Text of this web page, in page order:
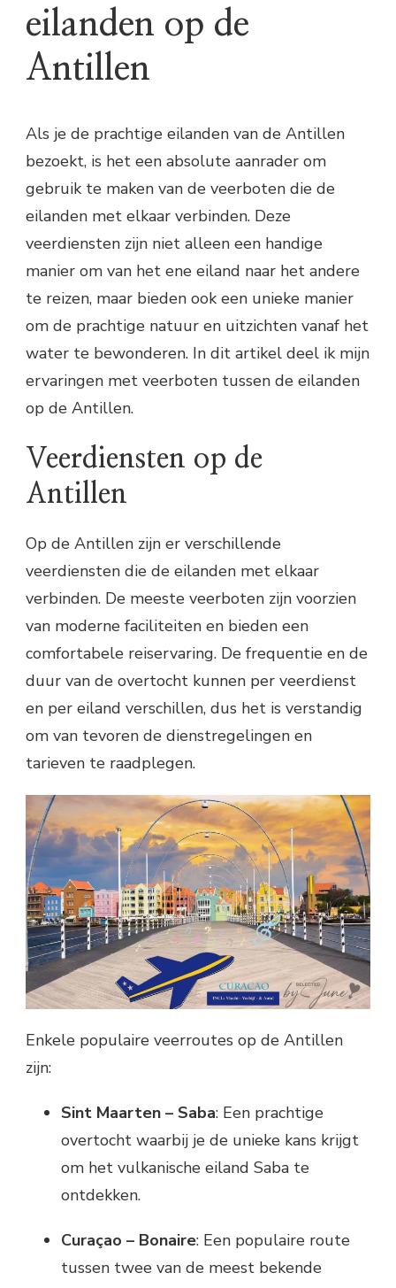
eilanden op de
Antillen
Als je de prachtige eilanden van de Antillen
bezoekt, is het een absolute aanrader om
gebruik te maken van de veerboten die de
eilanden met elkaar verbinden. Deze
veerdiensten zijn niet alleen een handige
manier om van het ene eiland naar het andere
te reizen, maar bieden ook een unieke manier
om de prachtige natuur en uitzichten vanaf het
water te bewonderen. In dit artikel deel ik mijn
ervaringen met veerboten tussen de eilanden
op de Antillen.
Veerdiensten op de
Antillen
Op de Antillen zijn er verschillende
veerdiensten die de eilanden met elkaar
verbinden. De meeste veerboten zijn voorzien
van moderne faciliteiten en bieden een
comfortabele reiservaring. De frequentie en de
duur van de overtocht kunnen per veerdienst
en per eiland verschillen, dus het is verstandig
om van tevoren de dienstregelingen en
tarieven te raadplegen.
Enkele populaire veerroutes op de Antillen
zijn:
Sint Maarten – Saba: Een prachtige
overtocht waarbij je de unieke kans krijgt
om het vulkanische eiland Saba te
ontdekken.
Curaçao – Bonaire: Een populaire route
tussen twee van de meest bekende